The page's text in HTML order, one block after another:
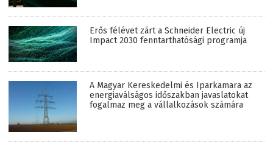
Erős félévet zárt a Schneider Electric új
Impact 2030 fenntarthatósági programja
A Magyar Kereskedelmi és Iparkamara az
energiaválságos időszakban javaslatokat
fogalmaz meg a vállalkozások számára